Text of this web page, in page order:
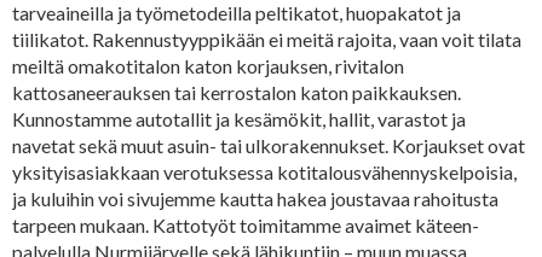
tarveaineilla ja työmetodeilla peltikatot, huopakatot ja
tiilikatot. Rakennustyyppikään ei meitä rajoita, vaan voit tilata
meiltä omakotitalon katon korjauksen, rivitalon
kattosaneerauksen tai kerrostalon katon paikkauksen.
Kunnostamme autotallit ja kesämökit, hallit, varastot ja
navetat sekä muut asuin- tai ulkorakennukset. Korjaukset ovat
yksityisasiakkaan verotuksessa kotitalousvähennyskelpoisia,
ja kuluihin voi sivujemme kautta hakea joustavaa rahoitusta
tarpeen mukaan. Kattotyöt toimitamme avaimet käteen-
palvelulla Nurmijärvelle sekä lähikuntiin – muun muassa